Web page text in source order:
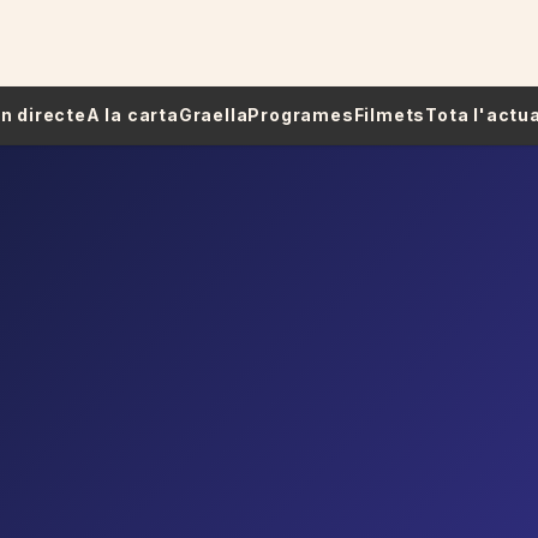
directeA la cartaGraellaProgramesFilmetsTota